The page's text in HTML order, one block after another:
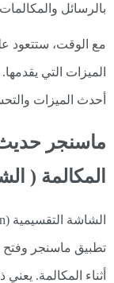
بالرسائل والمكالمات
مع الوقت، ستتعود
الميزات التي
أحدث الميزات
ماسنجر حديث
المكالمة (
تطبيق ماسنجر
أثناء المكالمة.